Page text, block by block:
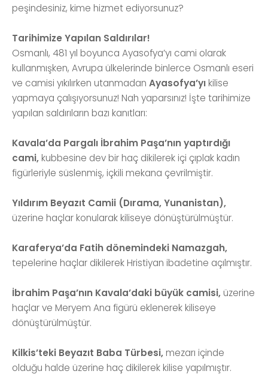
peşindesiniz, kime hizmet ediyorsunuz?
Tarihimize Yapılan Saldırılar!
Osmanlı, 481 yıl boyunca Ayasofya’yı cami olarak
kullanmışken, Avrupa ülkelerinde binlerce Osmanlı eseri
ve camisi yıkılırken utanmadanAyasofya’yı kilise
yapmaya çalışıyorsunuz! Nah yaparsınız! İşte tarihimize
yapılan saldırıların bazı kanıtları:
Kavala’da Pargalı İbrahim Paşa’nın yaptırdığı
cami, kubbesine dev bir haç dikilerek içi çıplak kadın
figürleriyle süslenmiş, içkili mekana çevrilmiştir.
Yıldırım Beyazıt Camii (Dırama, Yunanistan),
üzerine haçlar konularak kiliseye dönüştürülmüştür.
Karaferya’da Fatih dönemindeki Namazgah,
tepelerine haçlar dikilerek Hristiyan ibadetine açılmıştır.
İbrahim Paşa’nın Kavala’daki büyük camisi, üzerine
haçlar ve Meryem Ana figürü eklenerek kiliseye
dönüştürülmüştür.
Kilkis’teki Beyazıt Baba Türbesi, mezarı içinde
olduğu halde üzerine haç dikilerek kilise yapılmıştır.